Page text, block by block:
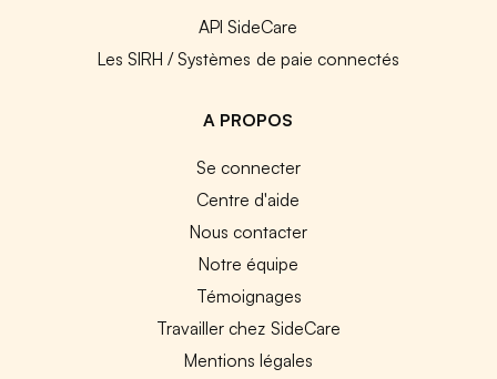
API SideCare
Les SIRH / Systèmes de paie connectés
A PROPOS
Se connecter
Centre d'aide
Nous contacter
Notre équipe
Témoignages
Travailler chez SideCare
Mentions légales